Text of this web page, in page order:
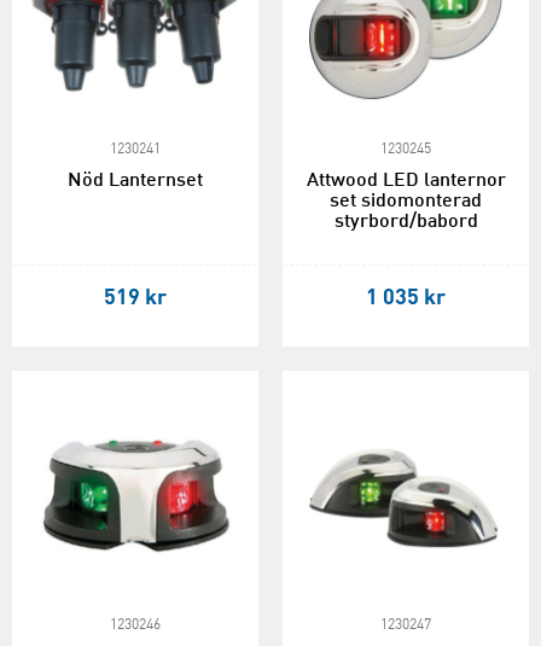
1230241
Nöd Lanternset
519 kr
1230245
Attwood LED lanternor
set sidomonterad
styrbord/babord
1 035 kr
1230246 1230247